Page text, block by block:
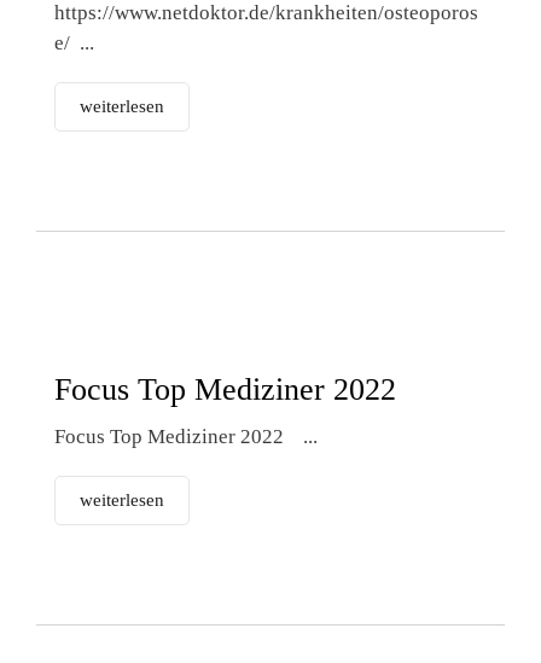
https://www.netdoktor.de/krankheiten/osteoporos
e/ ...
weiterlesen
Focus Top Mediziner 2022
Focus Top Mediziner 2022 ...
weiterlesen